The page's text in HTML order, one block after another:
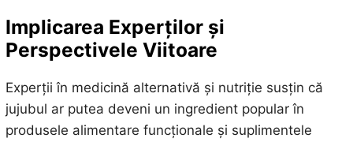
Implicarea Experților și
Perspectivele Viitoare
Experții în medicină alternativă și nutriție susțin că
jujubul ar putea deveni un ingredient popular în
produsele alimentare funcționale și suplimentele